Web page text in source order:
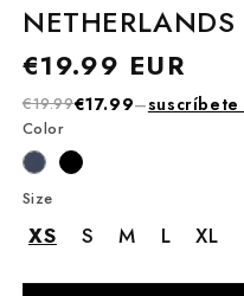
NETHERLANDS
Precio
€19.99 EUR
€19.99€17.99–
Size
XS S M L XL
Color